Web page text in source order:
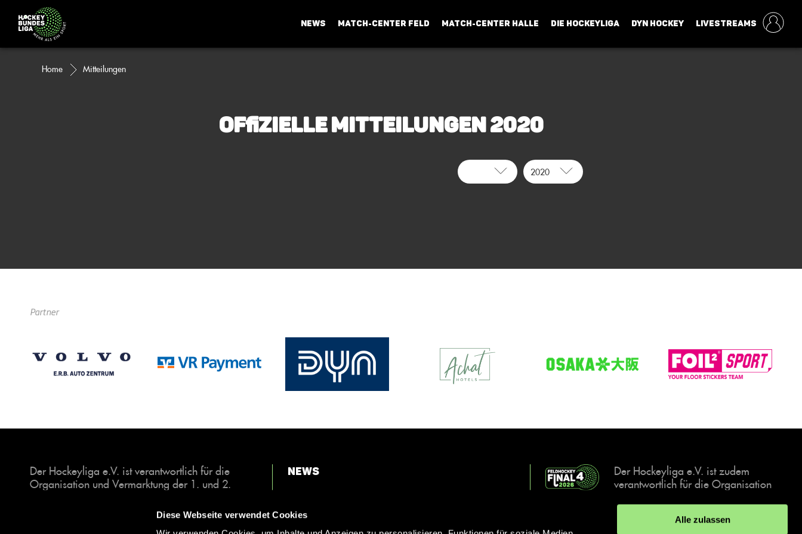
Diese Webseite verwendet Cookies
Alle zulassen
NEWS MATCH-CENTER FELD MATCH-CENTER HALLE DIE HOCKEYLIGA DYN HOCKEY LIVESTREAMS
Home Mitteilungen
OffizielleMitteilungen2020
2020
Partner
Der Hockeyliga e.V. ist verantwortlich für die
Organisation und Vermarktung der 1. und 2.
Halle. Insgesamt sind über 60 Vereine unter dem
Dach der Hockeyliga organisiert, sowohl im
News
Kontakt
Der Hockeyliga e.V. ist zudem
verantwortlich für die Organisation
Events, der deutschen Hockey-
Meisterschaften.